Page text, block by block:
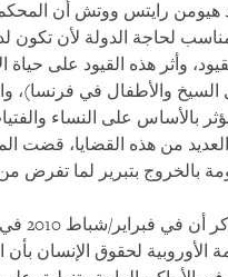
هيومن رايتس ووتش أن
لحاجة الدولة لأن تكون
وأثر هذه القيود على حياة
والأطفال في فرنسا)،
بالأساس على النساء
من هذه القضايا، قضت
بالخروج بتبرير لما تفرض
كما
لحقوق الإنسان بأن